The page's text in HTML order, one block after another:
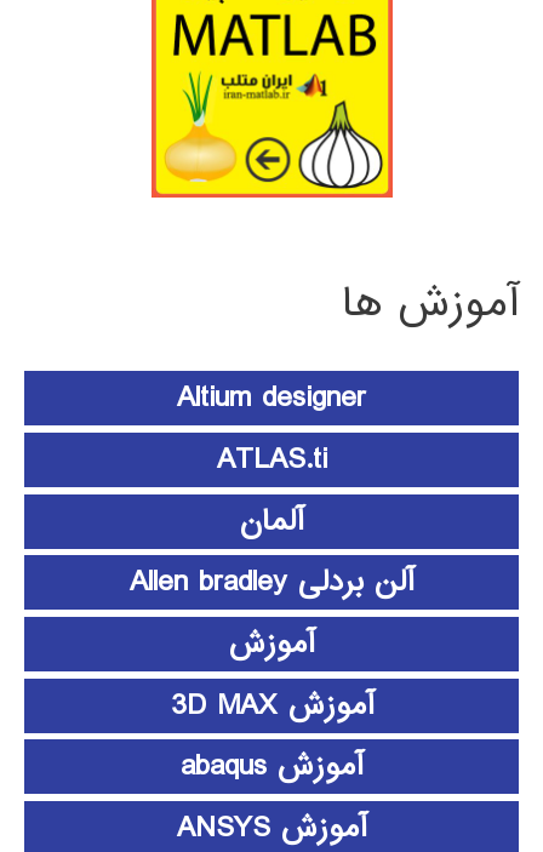
آموزش ها
Altium designer
ATLAS.ti
آلمان
آلن بردلی Allen bradley
آموزش
آموزش 3D MAX
آموزش abaqus
آموزش ANSYS